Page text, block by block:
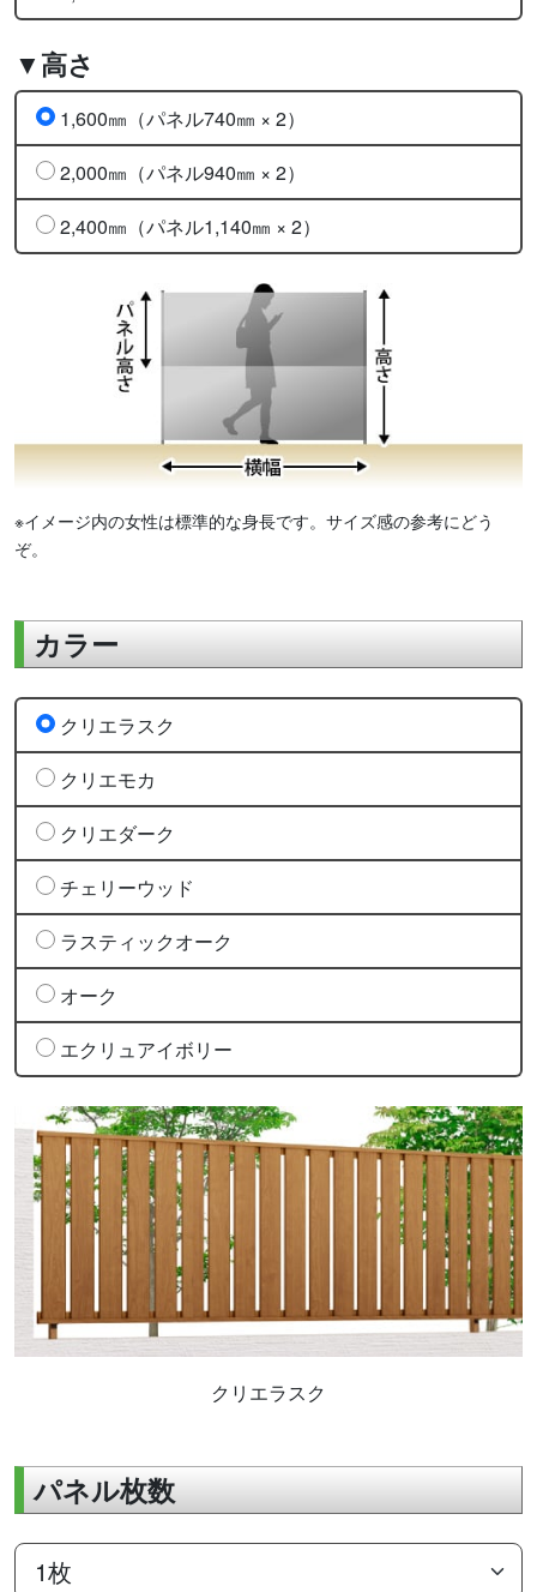
※イメージ内の女性は標準的な身長です。サイズ感の参考にどう
ぞ。
▼高さ
1,600㎜（パネル740㎜ × 2）
2,000㎜（パネル940㎜ × 2）
2,400㎜（パネル1,140㎜ × 2）
カラー
クリエラスク
クリエラスク
クリエモカ
クリエダーク
チェリーウッド
ラスティックオーク
オーク
エクリュアイボリー
パネル枚数